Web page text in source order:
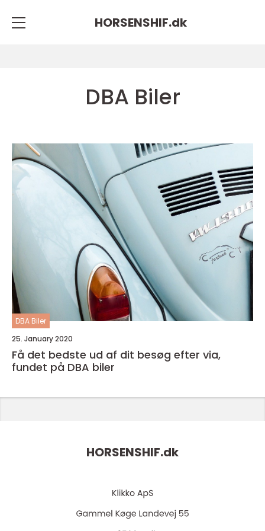
HORSENSHIF.dk
DBA Biler
DBA Biler
25. January 2020
Få det bedste ud af dit besøg efter via,
fundet på DBA biler
HORSENSHIF.dk